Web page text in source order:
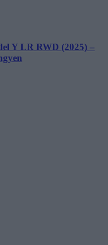
Y LR RWD (2025) –